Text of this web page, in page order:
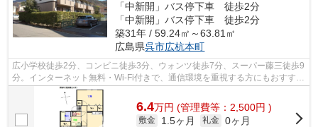
「中新開」バス停下車 徒歩2分
「中新開」バス停下車 徒歩2分
築31年 / 59.24㎡～63.81㎡
広島県呉市広杭本町
広小学校徒歩2分、コンビニ徒歩3分、ウォンツ徒歩7分、スーパー藤三徒歩9
分。インターネット無料・Wi-Fi付きで、通信環境を重視する方にもおすすめ
の2LDKです。外部には防犯カメラ付き...
6.4万円 (管理費等：2,500円 )
敷金 1.5ヶ月 礼金 0ヶ月